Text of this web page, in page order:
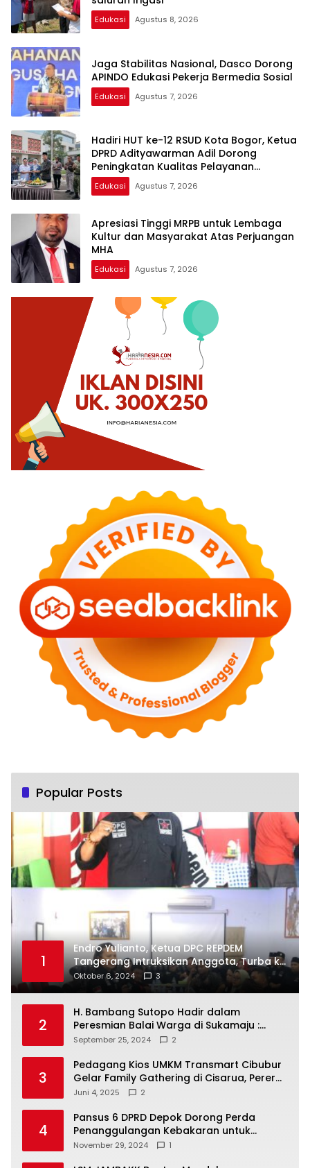
Edukasi Agustus 8, 2026
Jaga Stabilitas Nasional, Dasco Dorong
APINDO Edukasi Pekerja Bermedia Sosial
Edukasi Agustus 7, 2026
Hadiri HUT ke-12 RSUD Kota Bogor, Ketua
DPRD Adityawarman Adil Dorong
Peningkatan Kualitas Pelayanan
Kesehatan
Edukasi Agustus 7, 2026
Apresiasi Tinggi MRPB untuk Lembaga
Kultur dan Masyarakat Atas Perjuangan
MHA
Edukasi Agustus 7, 2026
Popular Posts
1
Endro Yulianto, Ketua DPC REPDEM
Tangerang Intruksikan Anggota, Turba ke
Masyarakat Dan Jalani Apa Yang di
Putuskan RAKERCABSUS
Oktober 6, 2024 3
2
H. Bambang Sutopo Hadir dalam
Peresmian Balai Warga di Sukamaju :
Wadah Baru untuk Kolaborasi dan
September 25, 2024 2
3
Pedagang Kios UMKM Transmart Cibubur
Gelar Family Gathering di Cisarua, Pererat
Silaturahmi dan Kekompakan
Juni 4, 2025 2
4
Pansus 6 DPRD Depok Dorong Perda
Penanggulangan Kebakaran untuk
Keselamatan Warga
November 29, 2024 1